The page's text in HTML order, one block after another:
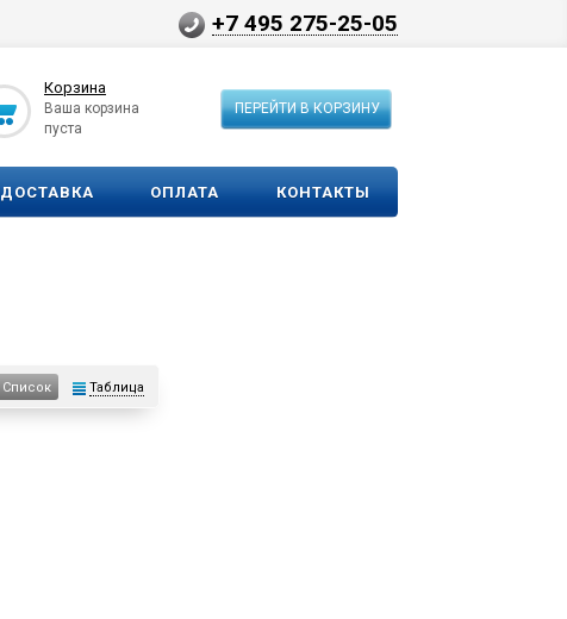
+7 495 275-25-05
Корзина
Ваша корзина
пуста
ПЕРЕЙТИ В КОРЗИНУ
ДОСТАВКА ОПЛАТА КОНТАКТЫ
Список Таблица